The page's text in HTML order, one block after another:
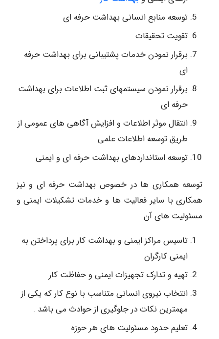
توسعه منابع انسانی بهداشت حرفه ای
تقویت تحقیقات
برقرار نمودن خدمات پشتیبانی برای بهداشت حرفه
ای
برقرار نمودن سیستمهای ثبت اطلاعات برای بهداشت
حرفه ای
انتقال موثر اطلاعات و افزایش آگاهی های عمومی از
طریق توسعه اطلاعات علمی
توسعه استانداردهای بهداشت حرفه ای و ایمنی
توسعه همکاری ها در خصوص بهداشت حرفه ای و نیز
همکاری با سایر فعالیت ها و خدمات تشکیلات ایمنی و
مسئولیت های آن
تاسیس مراکز ایمنی و بهداشت کار برای پرداختن به
ایمنی کارگران
تهیه و تدارک تجهیزات ایمنی و حفاظت کار
انتخاب نیروی انسانی متناسب با نوع کار که یکی از
مهمترین نکات در جلوگیری از حوادث می باشد .
تعلیم حدود مسئولیت های هر حوزه